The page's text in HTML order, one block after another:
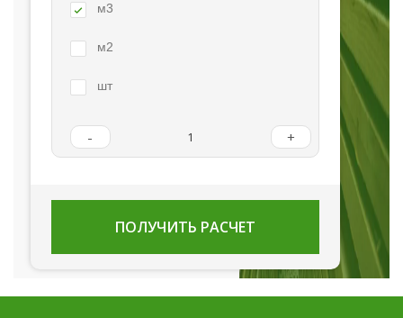
м3
м2
шт
- +
ПОЛУЧИТЬ РАСЧЕТ